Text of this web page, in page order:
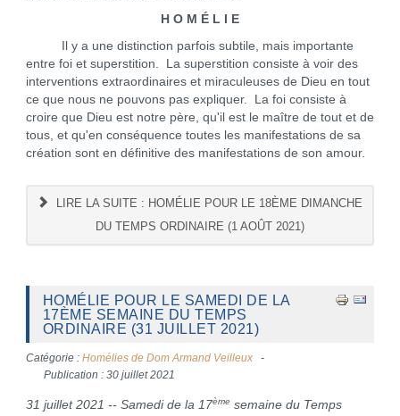
H O M É L I E
Il y a une distinction parfois subtile, mais importante
entre foi et superstition. La superstition consiste à voir des
interventions extraordinaires et miraculeuses de Dieu en tout
ce que nous ne pouvons pas expliquer. La foi consiste à
croire que Dieu est notre père, qu'il est le maître de tout et de
tous, et qu'en conséquence toutes les manifestations de sa
création sont en définitive des manifestations de son amour.
LIRE LA SUITE : HOMÉLIE POUR LE 18ÈME DIMANCHE
DU TEMPS ORDINAIRE (1 AOÛT 2021)
HOMÉLIE POUR LE SAMEDI DE LA
17ÈME SEMAINE DU TEMPS
ORDINAIRE (31 JUILLET 2021)
Catégorie : Homélies de Dom Armand Veilleux
Publication : 30 juillet 2021
31 juillet 2021 -- Samedi de la 17ème semaine du Temps